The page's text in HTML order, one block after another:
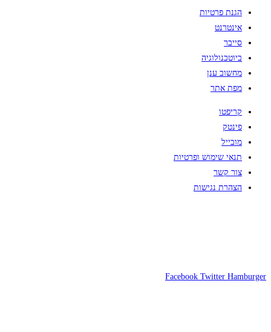
הגנת פרטיות
אינטרנט
סייבר
ביוטכנולוגיה
מחשוב ענן
מפת אתר
קריפטו
פינטק
מובייל
תנאי שימוש ופרטיות
צור קשר
הצהרת נגישות
Facebook Twitter Hamburger